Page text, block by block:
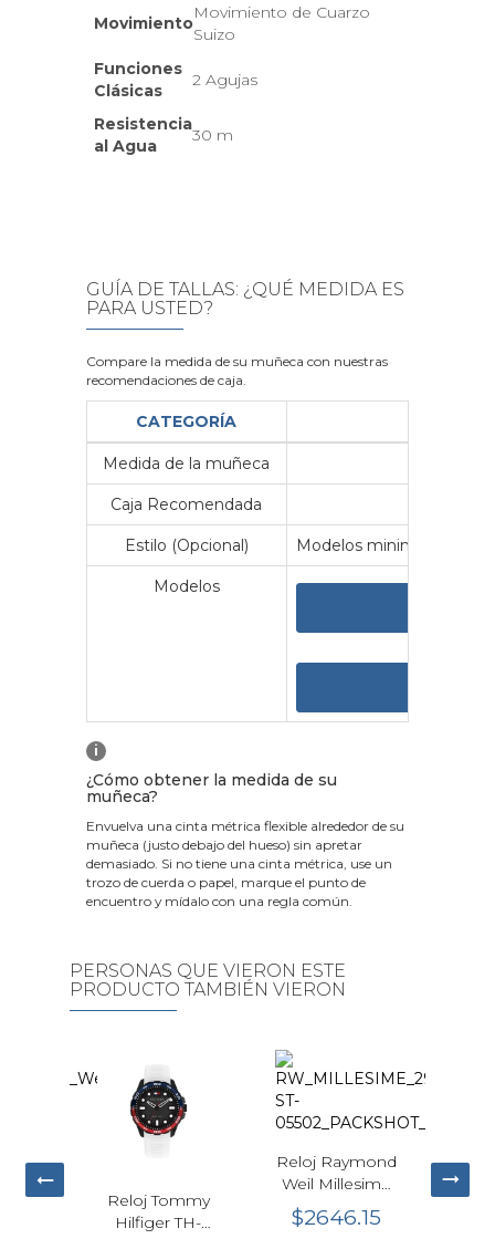
Movimiento
Movimiento de Cuarzo
Suizo
Funciones
Clásicas
2 Agujas
Resistencia
al Agua
30 m
GUÍA DE TALLAS: ¿QUÉ MEDIDA ES
PARA USTED?
Compare la medida de su muñeca con nuestras
recomendaciones de caja.
CATEGORÍA
Medida de la muñeca
Caja Recomendada
Estilo (Opcional) Modelos minimalistas y
Modelos
i
¿Cómo obtener la medida de su
muñeca?
Envuelva una cinta métrica flexible alrededor de su
muñeca (justo debajo del hueso) sin apretar
demasiado. Si no tiene una cinta métrica, use un
trozo de cuerda o papel, marque el punto de
encuentro y mídalo con una regla común.
PERSONAS QUE VIERON ESTE
PRODUCTO TAMBIÉN VIERON
Small Seconds
Azul 39mm
$2646.15
Chrono XL